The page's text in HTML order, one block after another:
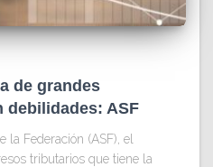
de grandes
debilidades: ASF
la Federación (ASF), el
tributarios que tiene la